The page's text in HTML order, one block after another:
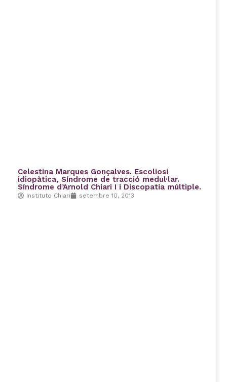
Celestina Marques Gonçalves. Escoliosi
idiopàtica, Síndrome de tracció medul·lar.
Síndrome d’Arnold Chiari I i Discopatia múltiple.
Instituto Chiari setembre 10, 2013